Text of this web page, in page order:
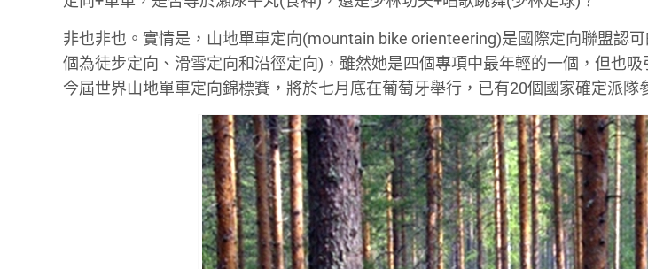
非也非也。實情是，山地單車定向(mountain bike orienteering)是國際定向聯盟認
個為徒步定向、滑雪定向和沿徑定向)，雖然她是四個專項中最年輕的一個，但也吸
今屆世界山地單車定向錦標賽，將於七月底在葡萄牙舉行，已有20個國家確定派隊